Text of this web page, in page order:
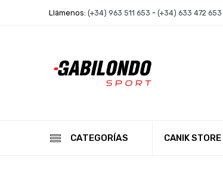
Llámenos: (+34) 963 511 653 - (+34) 633 472 653
CATEGORÍAS CANIK STORE